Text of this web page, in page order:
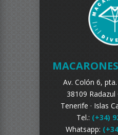
Av. Colón 6, pta.
38109 Radazul ·
Tenerife · Islas
Tel.: (+34)
Whatsapp: